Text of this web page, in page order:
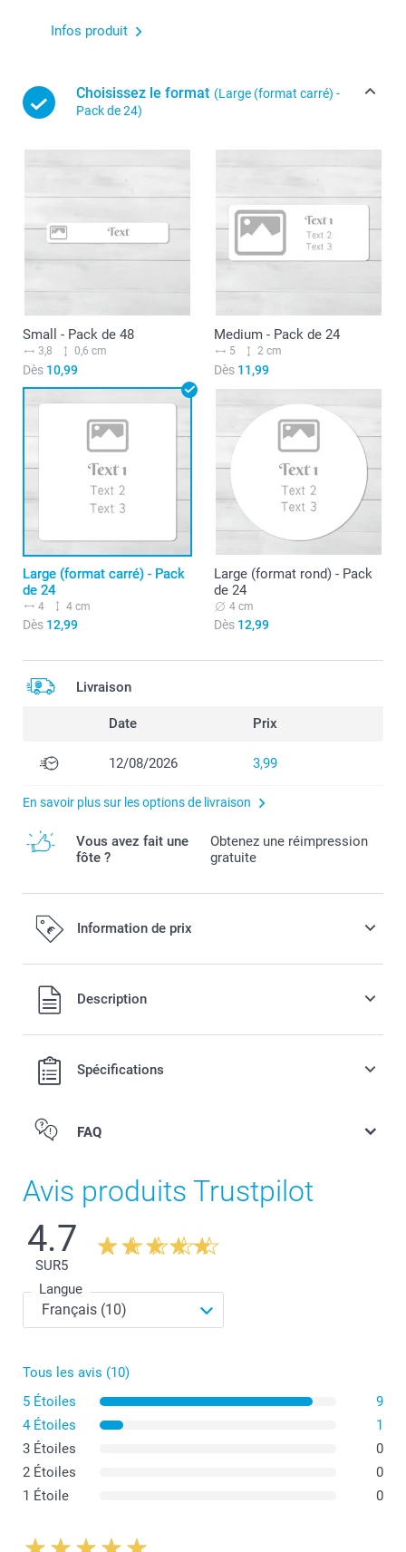
Infos produit
Choisissez le format (Large (format carré) -
Pack de 24)
Small - Pack de 48
3,8 0,6 cm
Dès 10,99
Medium - Pack de 24
5 2 cm
Dès11,99
Large (format carré) - Pack
de 24
4 4 cm
Dès 12,99
Large (format rond) - Pack
de 24
4 cm
Dès12,99
Livraison
Date Prix
12/08/2026 3,99
En savoir plus sur les options de livraison
Vous avez fait une
fôte ?
Obtenez une réimpression
gratuite
Information de prix
Tous les prix sont en EURO (€), TVA incluse et hors frais de
port.
Description
Spécifications
FAQ
Avis produits Trustpilot
4.7
SUR5
Langue
Tous les avis (10)
5 Étoiles
9
4 Étoiles
1
3 Étoiles
0
2 Étoiles
0
1 Étoile
0